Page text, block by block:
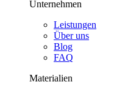
Unternehmen
Leistungen
Über uns
Blog
FAQ
Materialien